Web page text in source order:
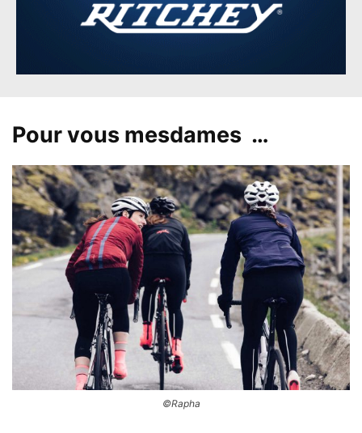
Pour vous mesdames …
©Rapha